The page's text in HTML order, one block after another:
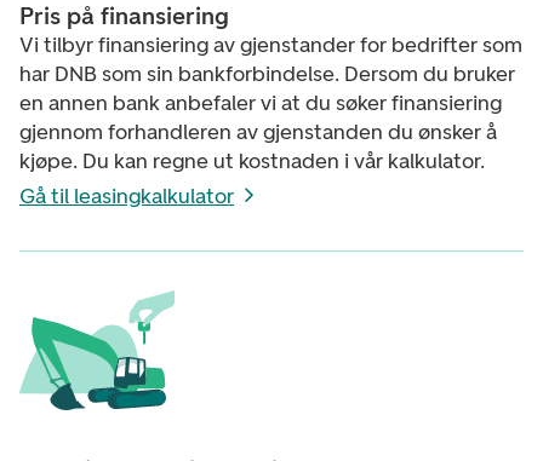
Pris på finansiering
Vi tilbyr finansiering av gjenstander for bedrifter som
har DNB som sin bankforbindelse. Dersom du bruker
en annen bank anbefaler vi at du søker finansiering
gjennom forhandleren av gjenstanden du ønsker å
kjøpe. Du kan regne ut kostnaden i vår kalkulator.
Gå til leasingkalkulator